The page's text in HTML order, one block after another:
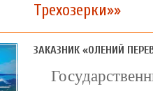
Трехозерки»»
ЗАКАЗНИК «ОЛЕНИЙ